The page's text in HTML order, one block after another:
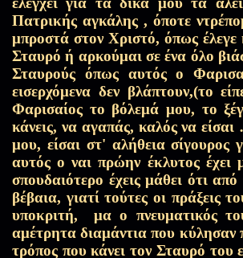
άρωμα μετανοίας…
πάνω από τη
ας στερέψει...
των ηρώων της Αγίας Πίστης…
Πατρικής αγκάλης , όποτε
μπροστά στον Χριστό, όπως έλεγε
Σταυρό ή αρκούμαι σε ένα όλο
Σταυρούς όπως αυτός ο
εισερχόμενα δεν βλάπτουν,(το
Φαρισαίος το βόλεμά μου, το
κάνεις, να αγαπάς, καλός να
μου, είσαι στ' αλήθεια σίγουρος
αυτός ο ναι πρώην έκλυτος έχει
σπουδαιότερο έχεις μάθει ότι
βέβαια, γιατί τούτες οι πράξεις
υποκριτή,
μα ο πνευματικός
αμέτρητα διαμάντια που κύλησαν
τρόπος που κάνει τον Σταυρό του